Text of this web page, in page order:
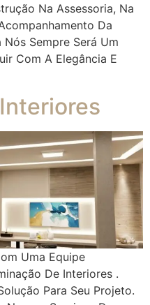
Na Assessoria, Na
Da
Sempre Será Um
Com A Elegância E
Uma Equipe
De Interiores .
Para Seu Projeto.